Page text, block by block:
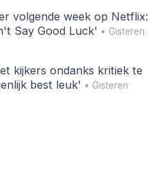
volgende week op Netflix:
Say Good Luck' • Gisteren
kijkers ondanks kritiek te
best leuk' • Gisteren